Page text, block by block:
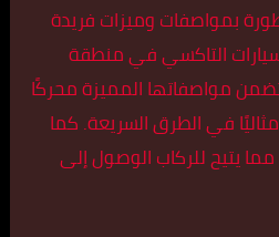
بمواصفات وميزات فريدة
التاكسي في منطقة
مواصفاتها المميزة محركًا
في الطرق السريعة. كما
مما يتيح للركاب الوصول إلى